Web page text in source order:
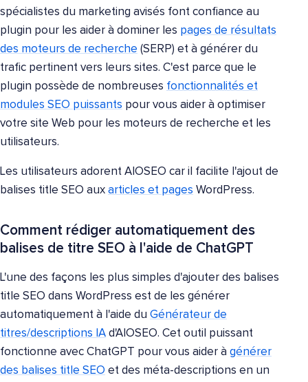
spécialistes du marketing avisés font confiance au
plugin pour les aider à dominer les pages de résultats
des moteurs de recherche (SERP) et à générer du
trafic pertinent vers leurs sites. C'est parce que le
plugin possède de nombreuses fonctionnalités et
modules SEO puissants pour vous aider à optimiser
votre site Web pour les moteurs de recherche et les
utilisateurs.
Les utilisateurs adorent AIOSEO car il facilite l'ajout de
balises title SEO aux articles et pages WordPress.
Comment rédiger automatiquement des
balises de titre SEO à l'aide de ChatGPT
L'une des façons les plus simples d'ajouter des balises
title SEO dans WordPress est de les générer
automatiquement à l'aide du Générateur de
titres/descriptions IA d'AIOSEO. Cet outil puissant
fonctionne avec ChatGPT pour vous aider à générer
des balises title SEO et des méta-descriptions en un